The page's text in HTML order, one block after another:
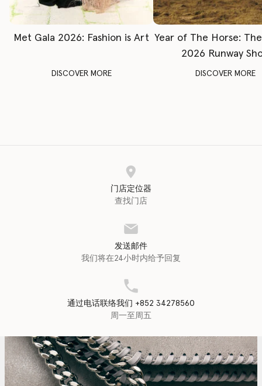
Met Gala 2026: Fashion is Art
DISCOVER MORE
Year of The Horse:
2026 Runway
DISCOVER MORE
门店定位器
查找门店
发送邮件
我们将在24小时内给予回复
通过电话联络我们 +852 34278560
周一至周五